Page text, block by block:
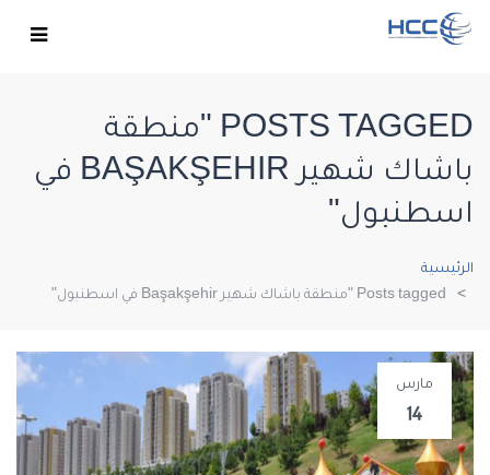
POSTS TAGGED "منطقة
باشاك شهير BAŞAKŞEHIR في
اسطنبول"
الرئيسية
Posts tagged "منطقة باشاك شهير Başakşehir في اسطنبول"
مارس
14